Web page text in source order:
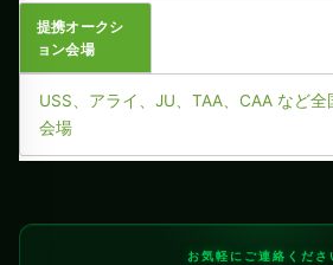
提携オークシ
ョン会場
USS、アライ、JU、TAA、CAA など
会場
お気軽にご連絡くださ